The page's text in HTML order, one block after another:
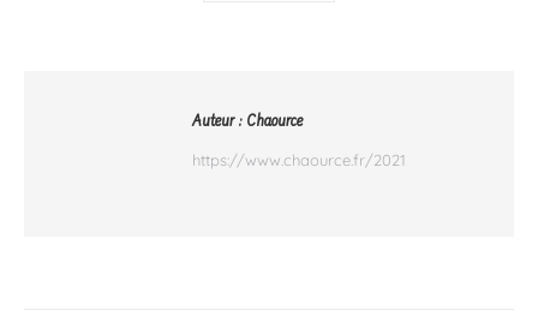
Auteur : Chaource
https://www.chaource.fr/2021